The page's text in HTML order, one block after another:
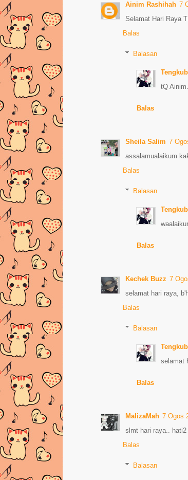
Ainim Rashihah 7
Selamat Hari Raya
Balas
Balasan
tQ
Balas
Sheila Salim 7
assalamualaikum
Balas
Balasan
Balas
Kechek Buzz 7
selamat hari raya,
Balas
Balasan
selamat
Balas
MalizaMah 7 Ogos
slmt hari raya.. hati2
Balas
Balasan